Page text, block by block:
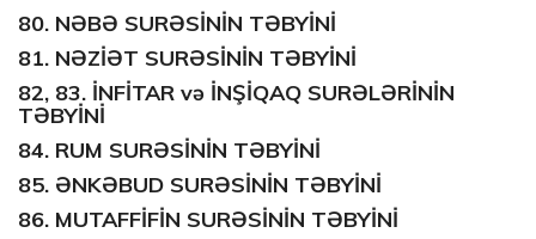
80. NƏBƏ SURƏSİNİN TƏBYİNİ
81. NƏZİƏT SURƏSİNİN TƏBYİNİ
82, 83. İNFİTAR və İNŞİQAQ SURƏLƏRİNİN
TƏBYİNİ
84. RUM SURƏSİNİN TƏBYİNİ
85. ƏNKƏBUD SURƏSİNİN TƏBYİNİ
86. MUTAFFİFİN SURƏSİNİN TƏBYİNİ